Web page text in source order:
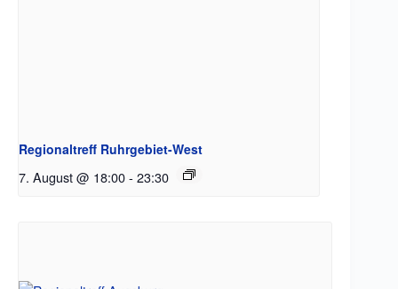
Regionaltreff Ruhrgebiet-West
7. August @ 18:00- 23:30